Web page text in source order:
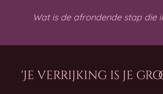
Wat is de afrondende stap die
'Je verrijking is je